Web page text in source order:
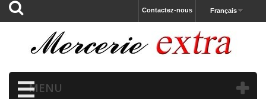
Français
Contactez-nous
MENU